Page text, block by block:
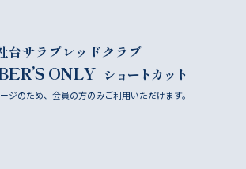
台サラブレッドクラブ
ONLY ショートカット
ジのため、会員の方のみご利用いただけます。